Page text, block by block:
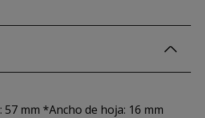
mm *Ancho de hoja: 16 mm